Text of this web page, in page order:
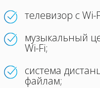
телевизор с Wi-
музыкальный
Wi-Fi;
система
файлам;